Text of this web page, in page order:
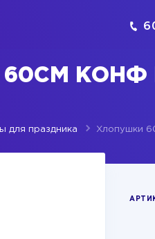
КОНФ
для праздника Хлопушки